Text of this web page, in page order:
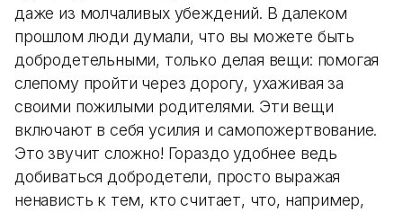
даже из молчаливых убеждений. В далеком
прошлом люди думали, что вы можете быть
добродетельными, только делая вещи: помогая
слепому пройти через дорогу, ухаживая за
своими пожилыми родителями. Эти вещи
включают в себя усилия и самопожертвование.
Это звучит сложно! Гораздо удобнее ведь
добиваться добродетели, просто выражая
ненависть к тем, кто считает, что, например,